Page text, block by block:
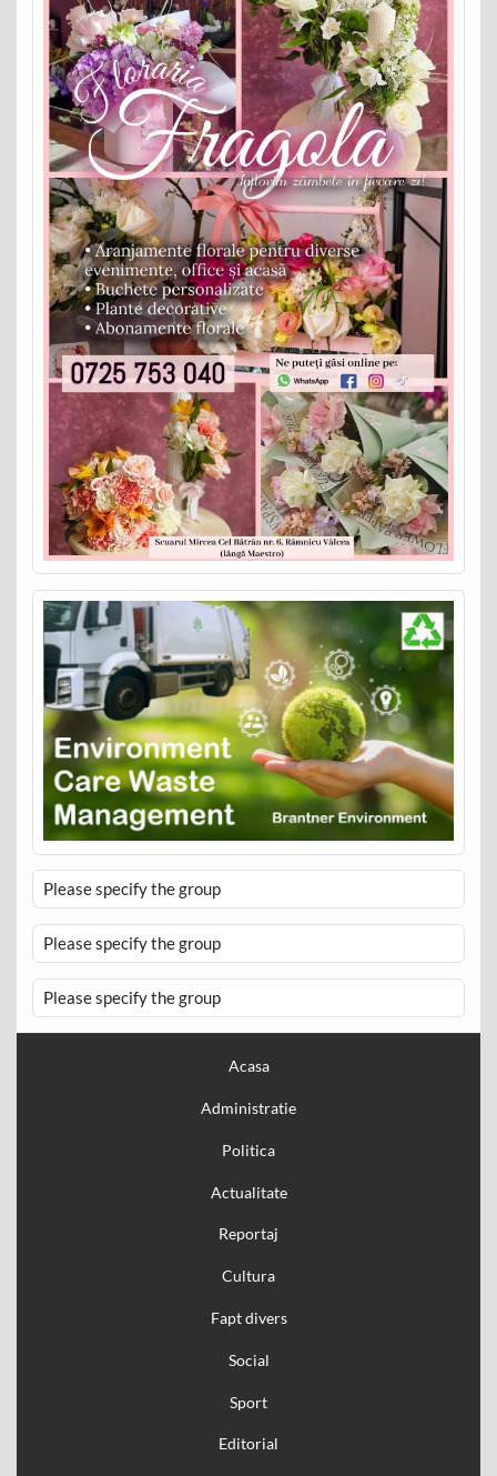
Please specify the group
Please specify the group
Please specify the group
Acasa
Administratie
Politica
Actualitate
Reportaj
Cultura
Fapt divers
Social
Sport
Editorial